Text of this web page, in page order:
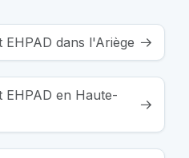
EHPAD dans l'Ariège
EHPAD en Haute-